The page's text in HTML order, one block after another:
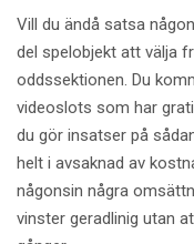
Vill du ändå satsa
del spelobjekt att välja
oddssektionen. Du
videoslots som har
du gör insatser på
helt i avsaknad av
någonsin några
vinster geradlinig utan